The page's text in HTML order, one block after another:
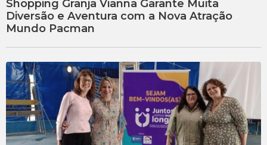
Shopping Granja Vianna Garante Muita
Diversão e Aventura com a Nova Atração
Mundo Pacman